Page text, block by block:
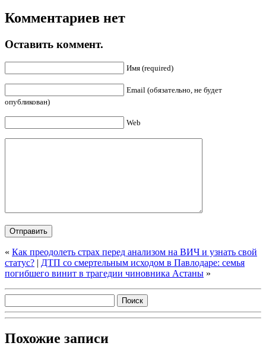
Комментариев нет
Оставить коммент.
Имя (required)
Email (обязательно, не будет
опубликован)
Web
« Как преодолеть страх перед анализом на ВИЧ и узнать свой
статус? | ДТП со смертельным исходом в Павлодаре: семья
погибшего винит в трагедии чиновника Астаны »
Похожие записи